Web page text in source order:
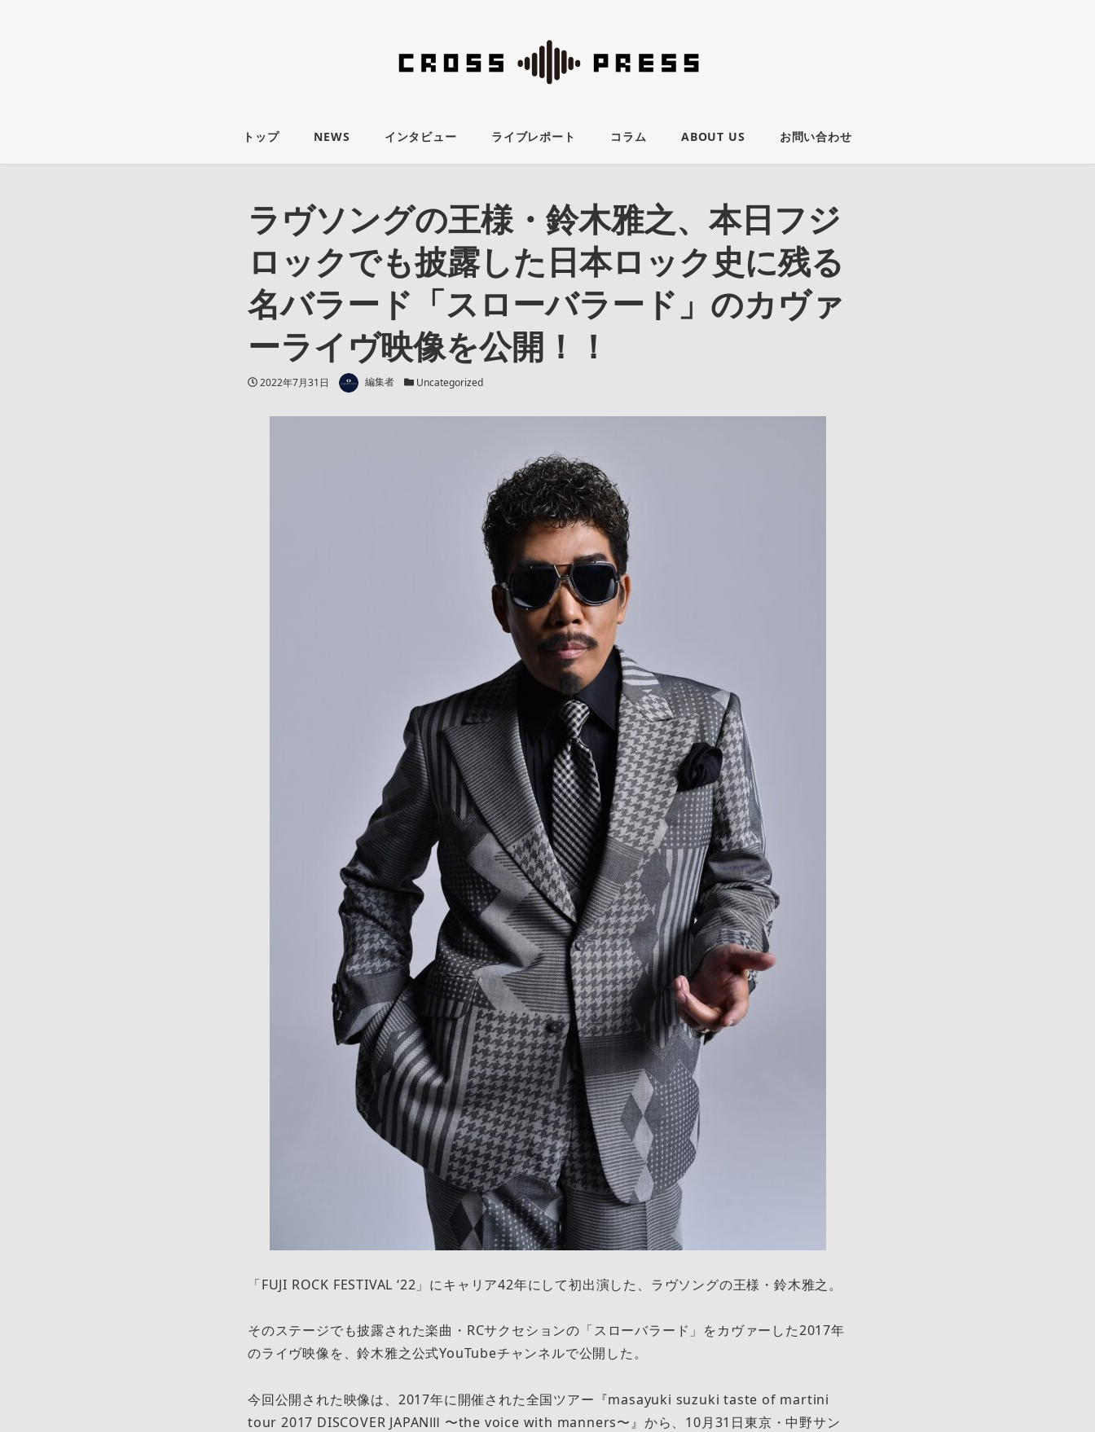
トップ NEWS インタビュー ライブレポート コラム ABOUT US お問い合わせ
ラヴソングの王様・鈴木雅之、本日フジ
ロックでも披露した日本ロック史に残る
名バラード「スローバラード」のカヴァ
ーライヴ映像を公開！！
投稿日
2022年7月31日 著者 編集者 カテゴリー
Uncategorized
「FUJI ROCK FESTIVAL ‘22」にキャリア42年にして初出演した、ラヴソングの王様・鈴木雅之。
そのステージでも披露された楽曲・RCサクセションの「スローバラード」をカヴァーした2017年
のライヴ映像を、鈴木雅之公式YouTubeチャンネルで公開した。
今回公開された映像は、2017年に開催された全国ツアー『masayuki suzuki taste of martini
tour 2017 DISCOVER JAPANⅢ 〜the voice with manners〜』から、10月31日東京・中野サン